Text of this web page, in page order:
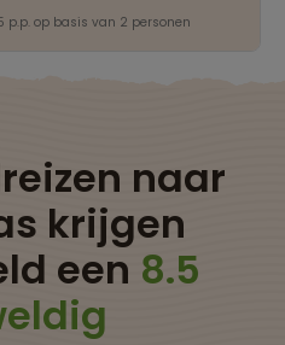
p.p. op basis van 2 personen
naar
krijgen
een 8.5